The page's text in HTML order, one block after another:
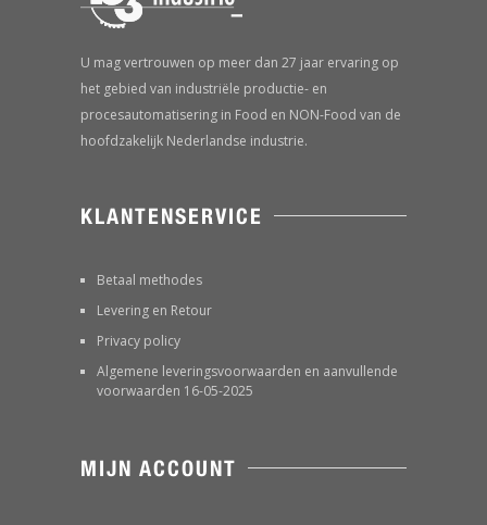
U mag vertrouwen op meer dan 27 jaar ervaring op
het gebied van industriële productie- en
procesautomatisering in Food en NON-Food van de
hoofdzakelijk Nederlandse industrie.
KLANTENSERVICE
Betaal methodes
Levering en Retour
Privacy policy
Algemene leveringsvoorwaarden en aanvullende
voorwaarden 16-05-2025
MIJN ACCOUNT